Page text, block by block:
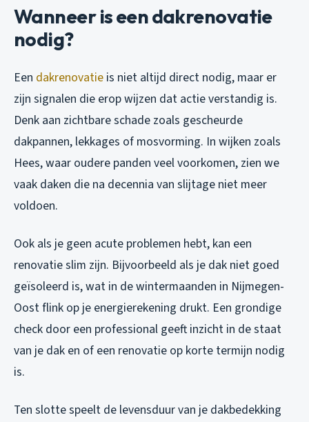
Wanneer is een dakrenovatie
nodig?
Een dakrenovatie is niet altijd direct nodig, maar er
zijn signalen die erop wijzen dat actie verstandig is.
Denk aan zichtbare schade zoals gescheurde
dakpannen, lekkages of mosvorming. In wijken zoals
Hees, waar oudere panden veel voorkomen, zien we
vaak daken die na decennia van slijtage niet meer
voldoen.
Ook als je geen acute problemen hebt, kan een
renovatie slim zijn. Bijvoorbeeld als je dak niet goed
geïsoleerd is, wat in de wintermaanden in Nijmegen-
Oost flink op je energierekening drukt. Een grondige
check door een professional geeft inzicht in de staat
van je dak en of een renovatie op korte termijn nodig
is.
Ten slotte speelt de levensduur van je dakbedekking